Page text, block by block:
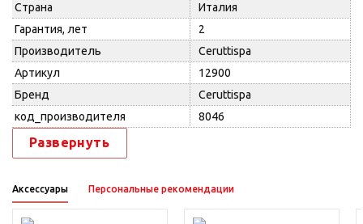
Страна
Италия
Гарантия, лет
2
Производитель
Ceruttispa
Артикул
12900
Бренд
Ceruttispa
код_производителя
8046
Развернуть
Аксессуары Персональные рекомендации